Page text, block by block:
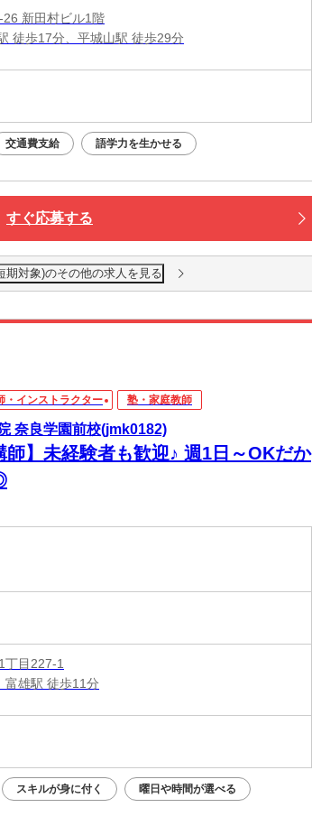
新田村ビル1階
徒歩17分、平城山駅 徒歩29分
交通費支給 語学力を生かせる
すぐ応募する
対象)のその他の求人を見る
・インストラクター 塾・家庭教師
奈良学園前校(jmk0182)
師】未経験者も歓迎♪ 週1日～OKだか
丁目227-1
富雄駅 徒歩11分
スキルが身に付く 曜日や時間が選べる